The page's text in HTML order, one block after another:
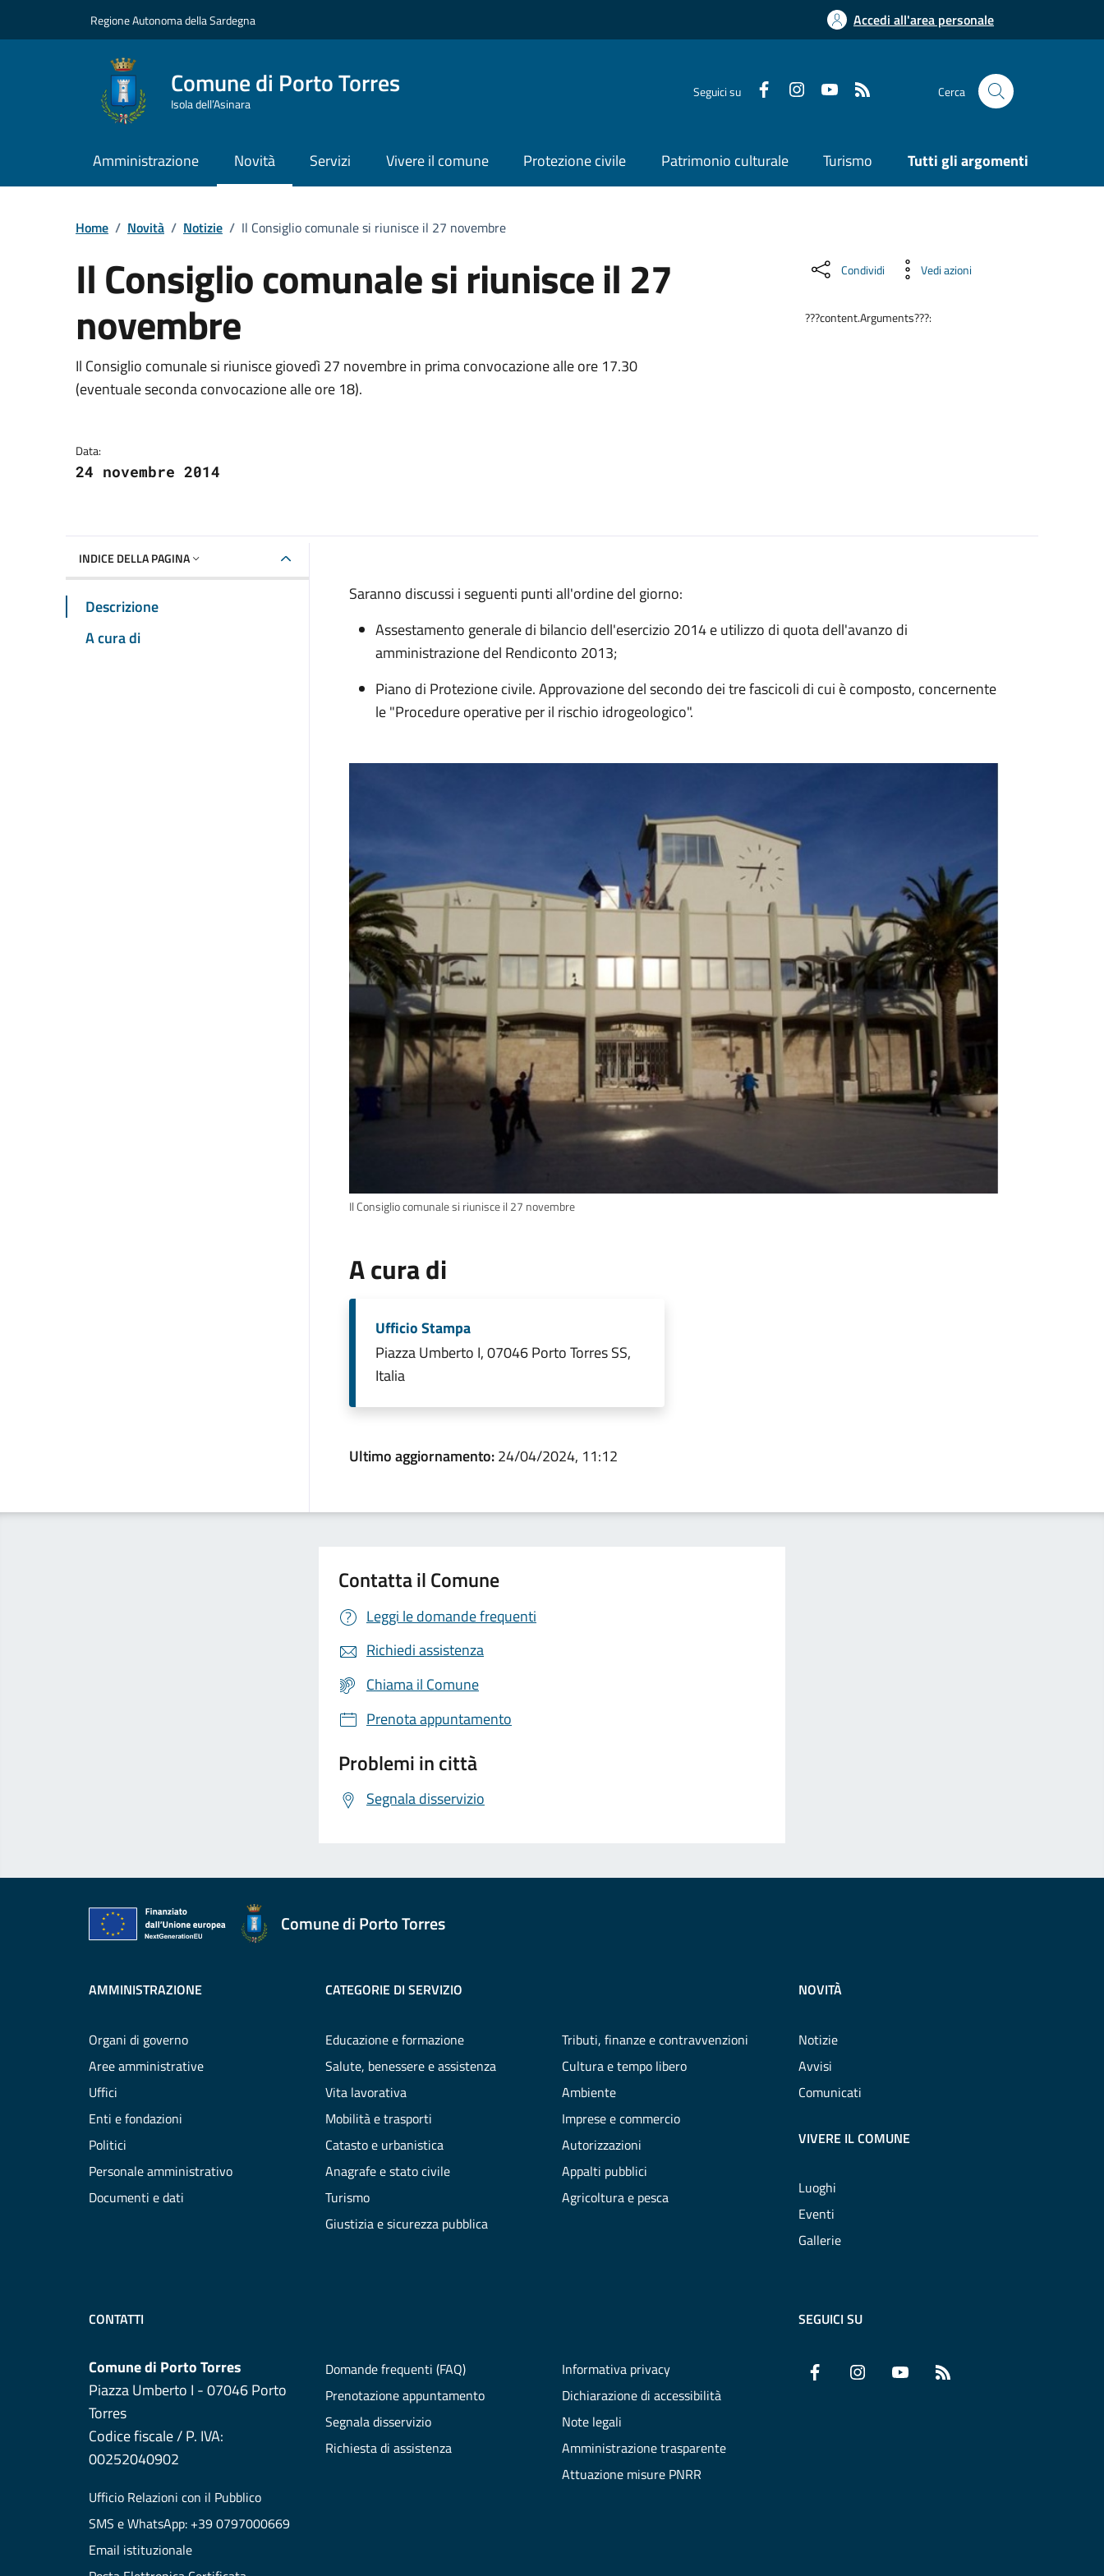
Regione Autonoma della Sardegna Accedi all'area personale
Comune di Porto Torres
Isola dell’Asinara
Seguici su Cerca
Amministrazione Novità Servizi Vivere il comune Protezione civile Patrimonio culturale Turismo Tutti gli argomenti
Home / Novità / Notizie / Il Consiglio comunale si riunisce il 27 novembre
Il Consiglio comunale si riunisce il 27
novembre
Dettagli della notizia
Il Consiglio comunale si riunisce giovedì 27 novembre in prima convocazione alle ore 17.30
(eventuale seconda convocazione alle ore 18).
Data:
24 novembre 2014
Condividi Vedi azioni
???content.Arguments???:
INDICE DELLA PAGINA
Descrizione
A cura di
Saranno discussi i seguenti punti all'ordine del giorno:
Assestamento generale di bilancio dell'esercizio 2014 e utilizzo di quota dell'avanzo di
amministrazione del Rendiconto 2013;
Piano di Protezione civile. Approvazione del secondo dei tre fascicoli di cui è composto, concernente
le "Procedure operative per il rischio idrogeologico".
Il Consiglio comunale si riunisce il 27 novembre
A cura di
Ufficio Stampa
Piazza Umberto I, 07046 Porto Torres SS,
Italia
Ultimo aggiornamento:24/04/2024, 11:12
Contatta il Comune
Leggi le domande frequenti
Richiedi assistenza
Chiama il Comune
Prenota appuntamento
Problemi in città
Segnala disservizio
Comune di Porto Torres
AMMINISTRAZIONE
Organi di governo
Aree amministrative
Uffici
Enti e fondazioni
Politici
Personale amministrativo
Documenti e dati
CATEGORIE DI SERVIZIO
Educazione e formazione
Salute, benessere e assistenza
Vita lavorativa
Mobilità e trasporti
Catasto e urbanistica
Anagrafe e stato civile
Turismo
Giustizia e sicurezza pubblica
Tributi, finanze e contravvenzioni
Cultura e tempo libero
Ambiente
Imprese e commercio
Autorizzazioni
Appalti pubblici
Agricoltura e pesca
NOVITÀ
Notizie
Avvisi
Comunicati
VIVERE IL COMUNE
Luoghi
Eventi
Gallerie
CONTATTI
Comune di Porto Torres
Piazza Umberto I - 07046 Porto
Torres
Codice fiscale / P. IVA:
00252040902
Ufficio Relazioni con il Pubblico
SMS e WhatsApp: +39 0797000669
Email istituzionale
Domande frequenti (FAQ)
Prenotazione appuntamento
Segnala disservizio
Richiesta di assistenza
Informativa privacy
Dichiarazione di accessibilità
Note legali
Amministrazione trasparente
Attuazione misure PNRR
SEGUICI SU
Facebook InstagramYouTube